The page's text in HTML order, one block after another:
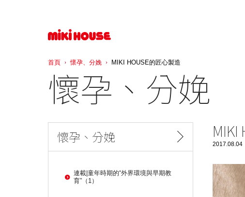
懷孕、分娩
MIKI
2017.08.04
懷孕、分娩
連載|童年時期的“外界環境與早期教
育”（1）
首頁 懷孕、分娩 MIKI HOUSE的匠心製造